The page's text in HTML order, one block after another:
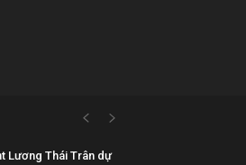
Lương Thái Trân dự